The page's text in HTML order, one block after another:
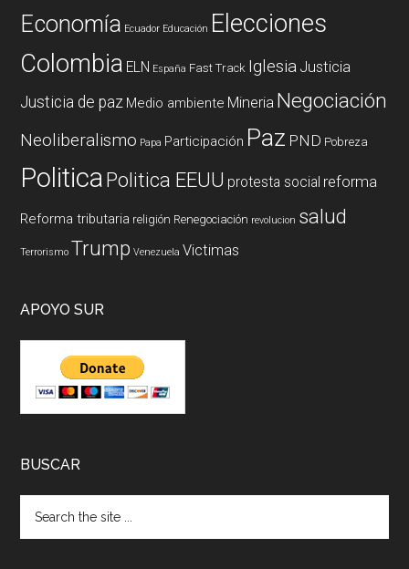
Economía Ecuador Educación Elecciones
Colombia ELN España Fast Track Iglesia Justicia
Justicia de paz Medio ambiente Mineria Negociación
Neoliberalismo Papa Participación Paz PND Pobreza
PoliticaPolitica EEUU protesta social reforma
Reforma tributaria religión Renegociación revolucion salud
Terrorismo Trump Venezuela Victimas
APOYO SUR
BUSCAR